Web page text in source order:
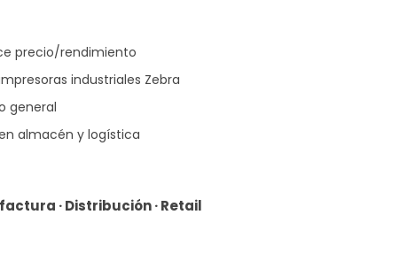
precio/rendimiento
industriales Zebra
general
almacén y logística
· Distribución · Retail